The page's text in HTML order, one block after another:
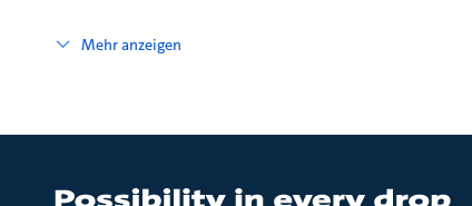
Mehr anzeigen